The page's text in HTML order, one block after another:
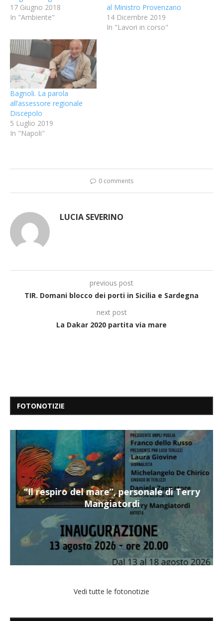
17 Giugno 2018
In "Ambiente"
al Ministro Provenzano
14 Dicembre 2019
In "Lavori in corso"
Bagnoli. La parola
all’assessore regionale
Discepolo
5 Luglio 2019
In "Napoli"
0 comments
LUCIA SEVERINO
previous post
TIR. Domani blocco dei porti in Sicilia e Sardegna
next post
La Dakar 2020 partita via mare
FOTONOTIZIE
“Il respiro del mare”, personale di Terry
Mangiatordi
Vedi tutte le fotonotizie